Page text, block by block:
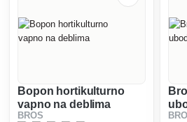
Bopon hortikulturno
vapno na deblima
BROS